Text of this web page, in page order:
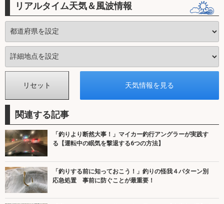
リアルタイム天気＆風波情報
関連する記事
「釣りより断然大事！」マイカー釣行アングラーが実践す
る【運転中の眠気を撃退する6つの方法】
「釣りする前に知っておこう！」釣りの怪我４パターン別
応急処置 事前に防ぐことが最重要！